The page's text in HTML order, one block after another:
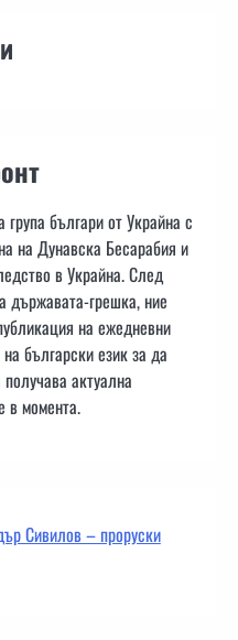
българи от Украйна с
на Дунавска Бесарабия и
в Украйна. След
държавата-грешка, ние
на ежедневни
български език за да
актуална
в момента.
Сивилов – проруски